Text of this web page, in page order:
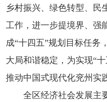
乡村振兴、绿色转型、民
工作，进一步提境界、强
成“十四五”规划目标任务
大局和谐稳定，为实现“
推动中国式现代化兖州实
全区经济社会发展主